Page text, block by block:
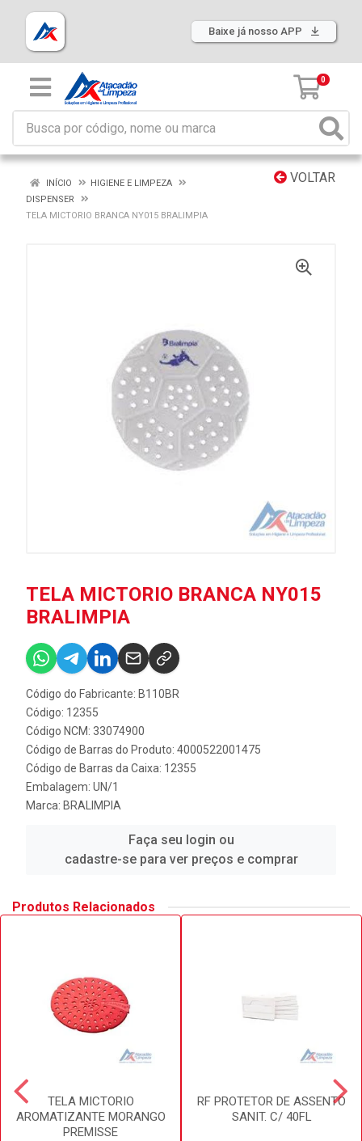
Baixe já nosso APP
0
VOLTAR
INÍCIO
HIGIENE E LIMPEZA
DISPENSER
TELA MICTORIO BRANCA NY015 BRALIMPIA
TELA MICTORIO BRANCA NY015
BRALIMPIA
Código do Fabricante: B110BR
Código: 12355
Código NCM: 33074900
Código de Barras do Produto: 4000522001475
Código de Barras da Caixa: 12355
Embalagem: UN/1
Marca: BRALIMPIA
Faça seu login ou
cadastre-se para ver preços e comprar
Produtos Relacionados
TELA MICTORIO
AROMATIZANTE MORANGO
PREMISSE
RF PROTETOR DE ASSENTO
SANIT. C/ 40FL